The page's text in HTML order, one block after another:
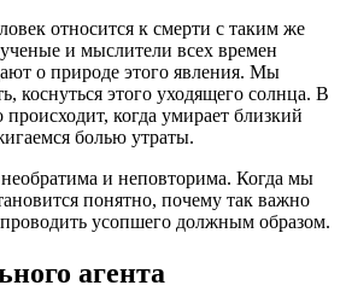
относится к смерти с таким же
и мыслители всех времен
о природе этого явления. Мы
коснуться этого уходящего солнца. В
происходит, когда умирает близкий
болью утраты.
и неповторима. Когда мы
понятно, почему так важно
усопшего должным образом.
агента